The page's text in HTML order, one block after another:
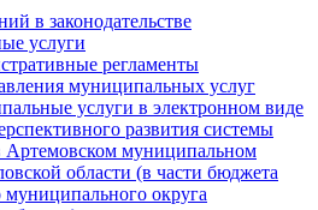
в законодательстве
услуги
регламенты
муниципальных услуг
услуги в электронном виде
развития системы
Артемовском муниципальном
области (в части бюджета
муниципального округа